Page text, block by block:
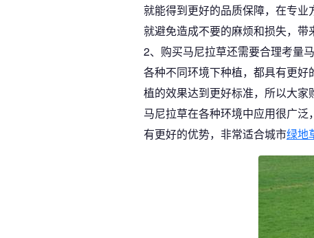
就能得到更好的品质保障，在专
就避免造成不要的麻烦和损失，带
2、购买马尼拉草还需要合理考量
各种不同环境下种植，都具有更
植的效果达到更好标准，所以大家
马尼拉草在各种环境中应用很广
有更好的优势，非常适合城市绿地